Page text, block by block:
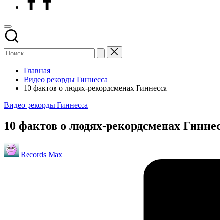
Главная
Видео рекорды Гиннесса
10 фактов о людях-рекордсменах Гиннесса
Опубликовано
Видео рекорды Гиннесса
10 фактов о людях-рекордсменах
Запись
от
Records Max